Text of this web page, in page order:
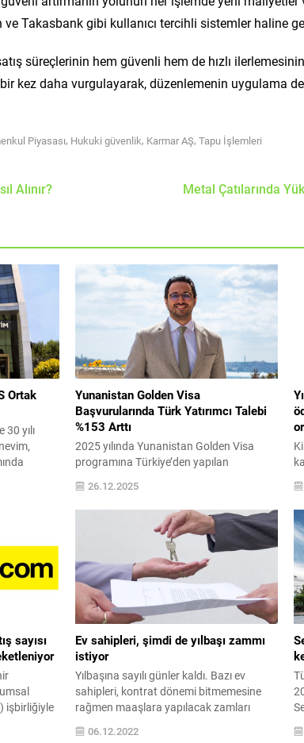
Takasbank gibi kullanıcı tercihli sistemler haline
süreçlerinin hem güvenli hem de hızlı
kez daha vurgulayarak, düzenlemenin uygulama
Piyasası, Hukuki güvenlik, Karmar AŞ, Tapu İşlemleri
Alınır? Metal Çatılarında
Ortak
yılı
Şubesi
Yunanistan Golden Visa
Başvurularında Türk Yatırımcı Talebi
%153 Arttı
2025 yılında Yunanistan Golden Visa
programına Türkiye’den yapılan
başvurular %153 artarak rekor seviyeye
ulaştı. Avrupa genelinde yatırım yoluyla
oturum programlarının daraldığı bir
dönemde, Yunanistan 2026’ya güçlü
taleple giriyor. Avrupa genelinde Golden
Visa programları kısıtlanırken,
Yunanistan 2025 yılında özellikle
Türkiye’deki yatırımcılar açısından dikkat
çekici bir artış yaşadı. Oturum izniyle
birlikte Avrupa...
26.12.2025
sayısı
işbirliğiyle
Satılık
Ev sahipleri, şimdi de yılbaşı zammı
istiyor
Yılbaşına sayılı günler kaldı. Bazı ev
sahipleri, kontrat dönemi bitmemesine
rağmen maaşlara yapılacak zamları
gerekçe göstererek yılbaşında da kiralara
zam istemeye başladı. TÜFE açıklandı
06.12.2022